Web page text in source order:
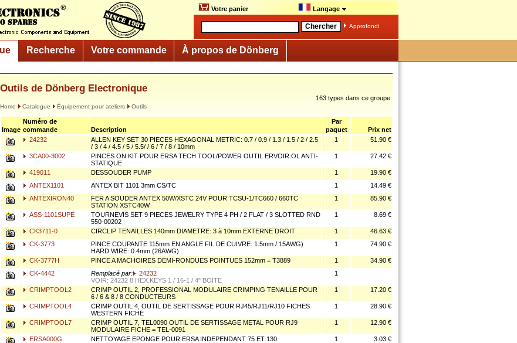
Votre panier Langage
Approfondi
Recherche Votre commande À propos de Dönberg
Outils de Dönberg Electronique
Home Catalogue Équipement pour ateliers Outils
163 types dans ce groupe
Image
Numéro de
commande
Description
Par
paquet
Prix net
24232
ALLEN KEY SET 30 PIECES HEXAGONAL METRIC: 0.7 / 0.9 / 1.3 / 1.5 / 2 / 2.5
/ 3 / 4 / 4.5 / 5 / 5.5/ / 6 / 7 / 8 / 10mm
1 51.90 €
3CA00-3002
PINCES ON KIT POUR ERSA TECH TOOL/POWER OUTIL ERVOIR:OL ANTI-
STATIQUE
1 27.42 €
419011 DESSOUDER PUMP 1
19.90 €
ANTEX1101
ANTEX BIT 1101 3mm CS/TC 1
14.49 €
ANTEXIRON40
FER A SOUDER ANTEX 50W/XSTC 24V POUR TCSU-1/TC660 / 660TC
STATION XSTC40W
1 85.90 €
ASS-1101SUPE
TOURNEVIS SET 9 PIECES JEWELRY TYPE 4 PH / 2 FLAT / 3 SLOTTED RND
550-00202
1 8.69 €
CK3711-0 CIRCLIP TENAILLES 140mm DIAMETRE: 3 à 10mm EXTERNE DROIT 1
46.63 €
CK-3773
PINCE COUPANTE 115mm EN ANGLE FIL DE CUIVRE: 1.5mm / 15AWG)
HARD WIRE: 0.4mm (26AWG)
1 74.90 €
CK-3777H PINCE A MACHOIRES DEMI-RONDUES POINTUES 152mm = T3889 1
34.90 €
CK-4442
Remplacé par:
24232
VOIR: 24232 8 HEX.KEYS 1 / 16-1 / 4" BOITE
1
CRIMPTOOL2
CRIMP OUTIL 2, PROFESSIONAL MODULAIRE CRIMPING TENAILLE POUR
6 / 6 & 8 / 8 CONDUCTEURS
1 17.20 €
CRIMPTOOL4
CRIMP OUTIL 4, OUTIL DE SERTISSAGE POUR RJ45/RJ11/RJ10 FICHES
WESTERN FICHE
1 28.90 €
CRIMPTOOL7
CRIMP OUTIL 7, TEL0090 OUTIL DE SERTISSAGE METAL POUR RJ9
MODULAIRE FICHE = TEL-0091
1 12.90 €
ERSA000G NETTOYAGE EPONGE POUR ERSA INDEPENDANT 75 ET 130 1
3.03 €